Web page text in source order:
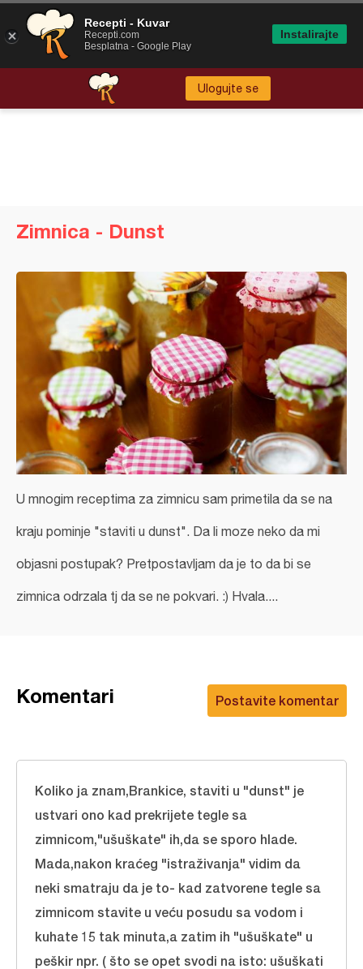
Ulogujte se
Zimnica - Dunst
U mnogim receptima za zimnicu sam primetila da se na
kraju pominje "staviti u dunst". Da li moze neko da mi
objasni postupak? Pretpostavljam da je to da bi se
zimnica odrzala tj da se ne pokvari. :) Hvala....
Postavite komentar
Komentari
Koliko ja znam,Brankice, staviti u "dunst" je
ustvari ono kad prekrijete tegle sa
zimnicom,"ušuškate" ih,da se sporo hlade.
Mada,nakon kraćeg "istraživanja" vidim da
neki smatraju da je to- kad zatvorene tegle sa
zimnicom stavite u veću posudu sa vodom i
kuhate 15 tak minuta,a zatim ih "ušuškate" u
peškir npr. ( što se opet svodi na isto: ušuškati
Recepti - Kuvar
Recepti.com
Besplatna - Google Play
Instalirajte